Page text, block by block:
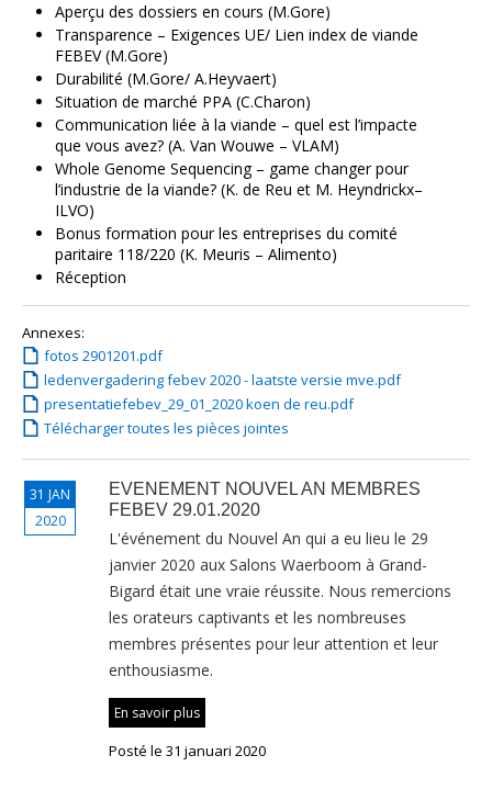
Aperçu des dossiers en cours (M.Gore)
Transparence – Exigences UE/ Lien index de viande
FEBEV (M.Gore)
Durabilité (M.Gore/ A.Heyvaert)
Situation de marché PPA (C.Charon)
Communication liée à la viande – quel est l’impacte
que vous avez? (A. Van Wouwe – VLAM)
Whole Genome Sequencing – game changer pour
l’industrie de la viande? (K. de Reu et M. Heyndrickx–
ILVO)
Bonus formation pour les entreprises du comité
paritaire 118/220 (K. Meuris – Alimento)
Réception
Annexes:
fotos 2901201.pdf
ledenvergadering febev 2020 - laatste versie mve.pdf
presentatiefebev_29_01_2020 koen de reu.pdf
Télécharger toutes les pièces jointes
31 JAN
2020
EVENEMENT NOUVEL AN MEMBRES
FEBEV 29.01.2020
L'événement du Nouvel An qui a eu lieu le 29
janvier 2020 aux Salons Waerboom à Grand-
Bigard était une vraie réussite. Nous remercions
les orateurs captivants et les nombreuses
membres présentes pour leur attention et leur
enthousiasme.
En savoir plus
Posté le 31 januari 2020